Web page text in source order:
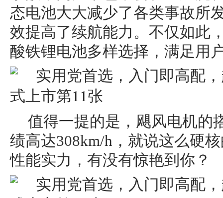
态电池大大减少了各类事故所
效提高了续航能力。不仅如此
酸铁锂电池多样选择，满足用
值得一提的是，飓风电机的
绩高达308km/h，就说这么硬
性能实力，有没有惊艳到你？